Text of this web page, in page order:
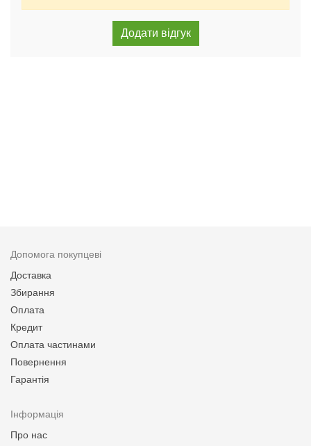
Допомога покупцеві
Доставка
Збирання
Оплата
Кредит
Оплата частинами
Повернення
Гарантія
Інформація
Про нас